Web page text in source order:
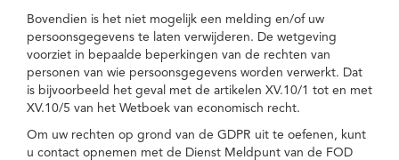
Bovendien is het niet mogelijk een melding en/of uw
persoonsgegevens te laten verwijderen. De wetgeving
voorziet in bepaalde beperkingen van de rechten van
personen van wie persoonsgegevens worden verwerkt. Dat
is bijvoorbeeld het geval met de artikelen XV.10/1 tot en met
XV.10/5 van het Wetboek van economisch recht.
Om uw rechten op grond van de GDPR uit te oefenen, kunt
u contact opnemen met de Dienst Meldpunt van de FOD